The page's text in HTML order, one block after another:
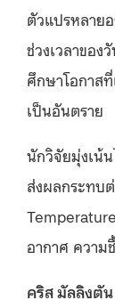
ตัวแปรหลาย
ช่วงเวลาขอ
ศึกษาโอกาส
เป็นอันตราย
นักวิจัยมุ่งเน้
ส่งผลกระทบ
อากาศ ความ
คริส มัลลิงตั